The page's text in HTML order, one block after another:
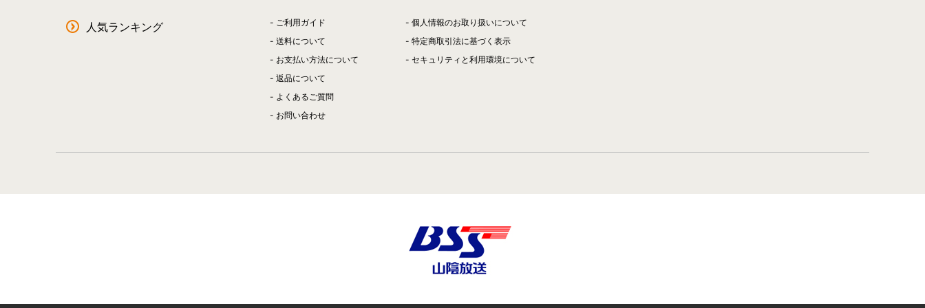
人気ランキング
ご利用ガイド
送料について
お支払い方法について
返品について
よくあるご質問
お問い合わせ
個人情報のお取り扱いについて
特定商取引法に基づく表示
セキュリティと利用環境について